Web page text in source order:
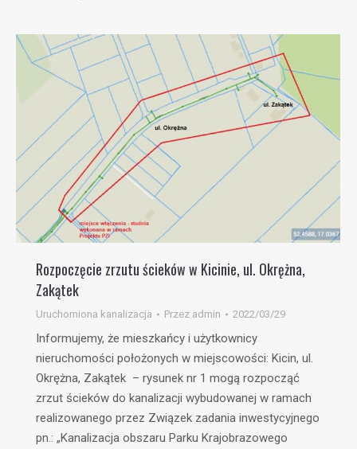
Rozpoczęcie zrzutu ścieków w Kicinie, ul. Okrężna,
Zakątek
Uruchomiona kanalizacja Przez admin 2022/03/29
Informujemy, że mieszkańcy i użytkownicy
nieruchomości położonych w miejscowości: Kicin, ul.
Okrężna, Zakątek – rysunek nr 1 mogą rozpocząć
zrzut ścieków do kanalizacji wybudowanej w ramach
realizowanego przez Związek zadania inwestycyjnego
pn.: „Kanalizacja obszaru Parku Krajobrazowego